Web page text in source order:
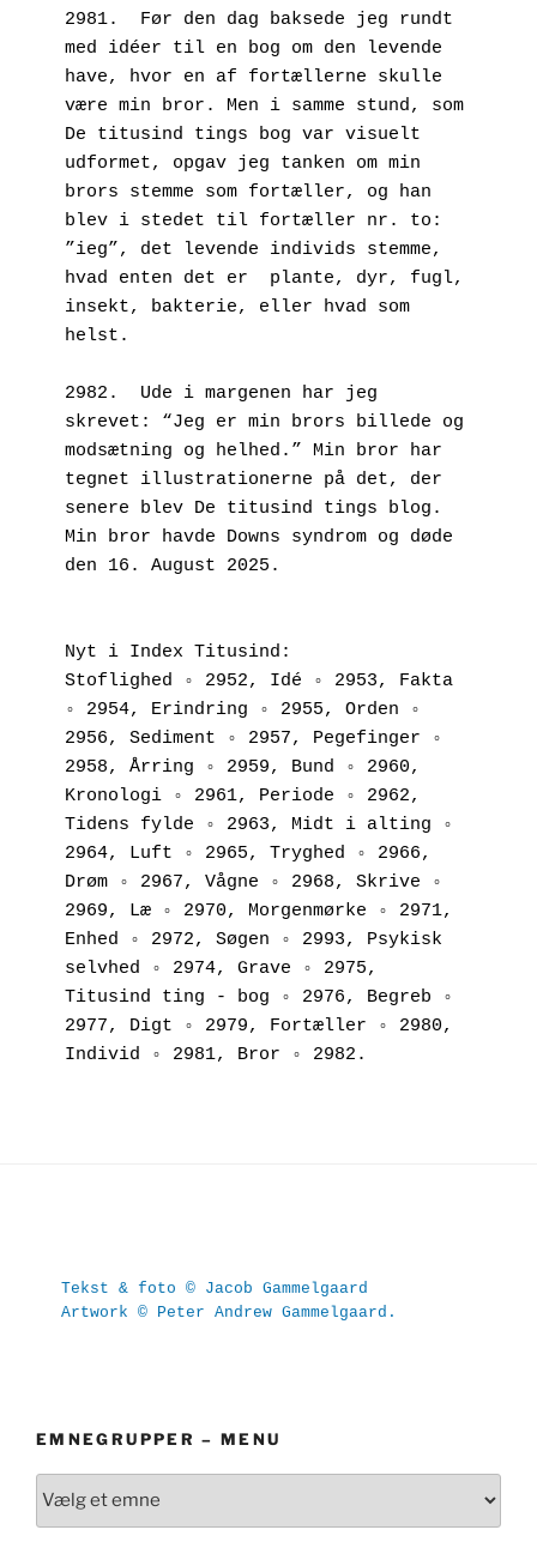
2981.  Før den dag baksede jeg rundt
med idéer til en bog om den levende
have, hvor en af fortællerne skulle
være min bror. Men i samme stund, som
De titusind tings bog var visuelt
udformet, opgav jeg tanken om min
brors stemme som fortæller, og han
blev i stedet til fortæller nr. to:
”ieg”, det levende individs stemme,
hvad enten det er  plante, dyr, fugl,
insekt, bakterie, eller hvad som
helst.
2982.  Ude i margenen har jeg
skrevet: “Jeg er min brors billede og
modsætning og helhed.” Min bror har
tegnet illustrationerne på det, der
senere blev De titusind tings blog.
Min bror havde Downs syndrom og døde
den 16. August 2025.
Nyt i Index Titusind:
Stoflighed ◦ 2952, Idé ◦ 2953, Fakta
◦ 2954, Erindring ◦ 2955, Orden ◦
2956, Sediment ◦ 2957, Pegefinger ◦
2958, Årring ◦ 2959, Bund ◦ 2960,
Kronologi ◦ 2961, Periode ◦ 2962,
Tidens fylde ◦ 2963, Midt i alting ◦
2964, Luft ◦ 2965, Tryghed ◦ 2966,
Drøm ◦ 2967, Vågne ◦ 2968, Skrive ◦
2969, Læ ◦ 2970, Morgenmørke ◦ 2971,
Enhed ◦ 2972, Søgen ◦ 2993, Psykisk
selvhed ◦ 2974, Grave ◦ 2975,
Titusind ting - bog ◦ 2976, Begreb ◦
2977, Digt ◦ 2979, Fortæller ◦ 2980,
Individ ◦ 2981, Bror ◦ 2982.
Tekst & foto © Jacob Gammelgaard
Artwork © Peter Andrew Gammelgaard.
EMNEGRUPPER – MENU